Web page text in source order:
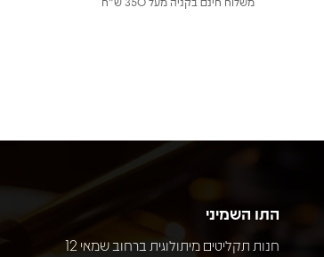
התו השמיני
חנות תקליטים מיתולוגית ברחוב שמאי 12